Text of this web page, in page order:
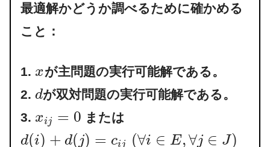
最適解かどうか調べるために確かめる
こと：
1. xが主問題の実行可能解である。
2. dが双対問題の実行可能解である。
3. xij = 0 または
d(i) + d(j) = cij (∀i ∈ E,∀j ∈ J)